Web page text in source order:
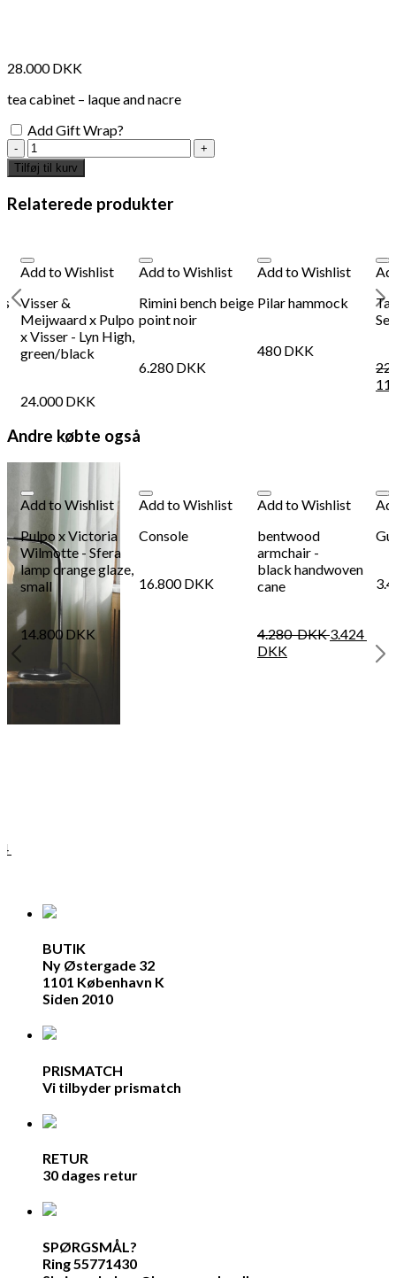
28.000DKK
tea cabinet – laque and nacre
Add Gift Wrap?
oha
dana
-
japanese
cabinet
Tilføj til kurv
Relaterede produkter
Add to Wishlist
Visser &
Meijwaard x Pulpo
x Visser - Lyn High,
green/black
24.000DKK
Add to Wishlist
Rimini bench beige
point noir
6.280DKK
Add to Wishlist
Pilar hammock
480DKK
Andre købte også
Add to Wishlist
Pulpo x Victoria
Wilmotte - Sfera
lamp orange glaze,
small
14.800 DKK
Add to Wishlist
Console
16.800DKK
Add to Wishlist
bentwood
armchair -
black handwoven
cane
4.280DKK 3.424
DKK
BUTIK
Ny Østergade 32
1101 København K
Siden 2010
PRISMATCH
Vi tilbyder prismatch
RETUR
30 dages retur
SPØRGSMÅL?
Ring 55771430